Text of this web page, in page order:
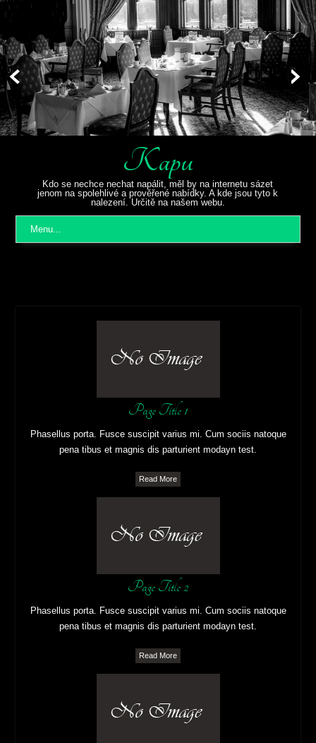
Kapu
Kdo se nechce nechat napálit, měl by na internetu sázet
jenom na spolehlivé a prověřené nabídky. A kde jsou tyto k
nalezení. Určitě na našem webu.
Menu...
Page Title 1
Phasellus porta. Fusce suscipit varius mi. Cum sociis natoque
pena tibus et magnis dis parturient modayn test.
Read More
Page Title 2
Phasellus porta. Fusce suscipit varius mi. Cum sociis natoque
pena tibus et magnis dis parturient modayn test.
Read More